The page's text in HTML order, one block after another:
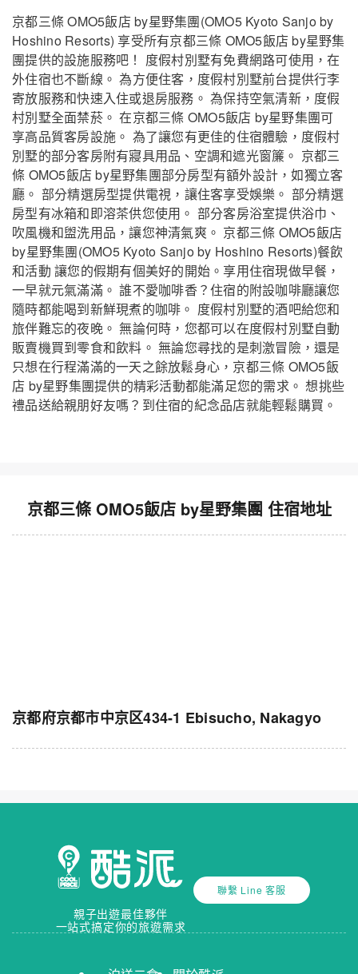
京都三條 OMO5飯店 by星野集團(OMO5 Kyoto Sanjo by
Hoshino Resorts) 享受所有京都三條 OMO5飯店 by星野集
團提供的設施服務吧！ 度假村別墅有免費網路可使用，在
外住宿也不斷線。 為方便住客，度假村別墅前台提供行李
寄放服務和快速入住或退房服務。 為保持空氣清新，度假
村別墅全面禁菸。 在京都三條 OMO5飯店 by星野集團可
享高品質客房設施。 為了讓您有更佳的住宿體驗，度假村
別墅的部分客房附有寢具用品、空調和遮光窗簾。 京都三
條 OMO5飯店 by星野集團部分房型有額外設計，如獨立客
廳。 部分精選房型提供電視，讓住客享受娛樂。 部分精選
房型有冰箱和即溶茶供您使用。 部分客房浴室提供浴巾、
吹風機和盥洗用品，讓您神清氣爽。 京都三條 OMO5飯店
by星野集團(OMO5 Kyoto Sanjo by Hoshino Resorts)餐飲
和活動 讓您的假期有個美好的開始。享用住宿現做早餐，
一早就元氣滿滿。 誰不愛咖啡香？住宿的附設咖啡廳讓您
隨時都能喝到新鮮現煮的咖啡。 度假村別墅的酒吧給您和
旅伴難忘的夜晚。 無論何時，您都可以在度假村別墅自動
販賣機買到零食和飲料。 無論您尋找的是刺激冒險，還是
只想在行程滿滿的一天之餘放鬆身心，京都三條 OMO5飯
店 by星野集團提供的精彩活動都能滿足您的需求。 想挑些
禮品送給親朋好友嗎？到住宿的紀念品店就能輕鬆購買。
京都三條 OMO5飯店 by星野集團 住宿地址
京都府京都市中京区434-1 Ebisucho, Nakagyo
親子出遊最佳夥伴
一站式搞定你的旅遊需求
聯繫 Line 客服
京都三條 OMO5飯店 by星野集團 關閉